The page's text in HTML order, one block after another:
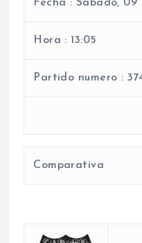
Fecha : Sábado, 09
Hora : 13:05
Partido numero :
Comparativa